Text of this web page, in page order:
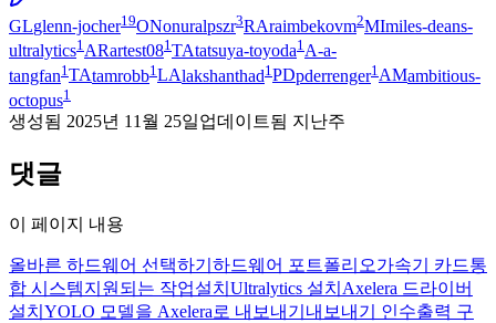
GLglenn-jocher19ONonuralpszr3RAraimbekovm2MImiles-deans-
ultralytics1ARartest081TAtatsuya-toyoda1A-a-
tangfan1 TAtamrobb1 LAlakshanthad1 PDpderrenger1 AMambitious-
octopus1
생성됨 2025년 11월 25일업데이트됨 지난주
댓글
이 페이지 내용
올바른 하드웨어 선택하기 하드웨어 포트폴리오가속기 카드통
합 시스템지원되는 작업설치 Ultralytics 설치 Axelera 드라이버
설치 YOLO 모델을 Axelera로 내보내기 내보내기 인수출력 구